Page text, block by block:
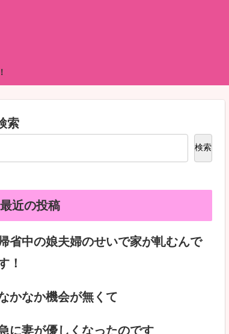
索
検索
最近の投稿
省中の娘夫婦のせいで家が軋むんで
！
かなか機会が無くて
に妻が優しくなったのです